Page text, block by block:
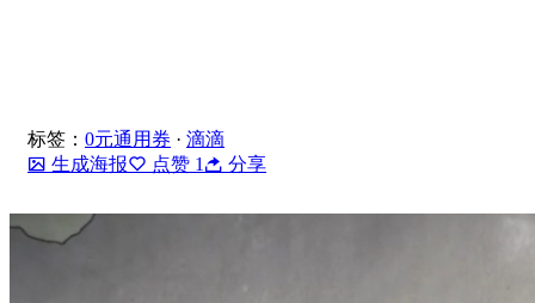
标签： 0元通用券 · 滴滴
生成海报
点赞 1 分享